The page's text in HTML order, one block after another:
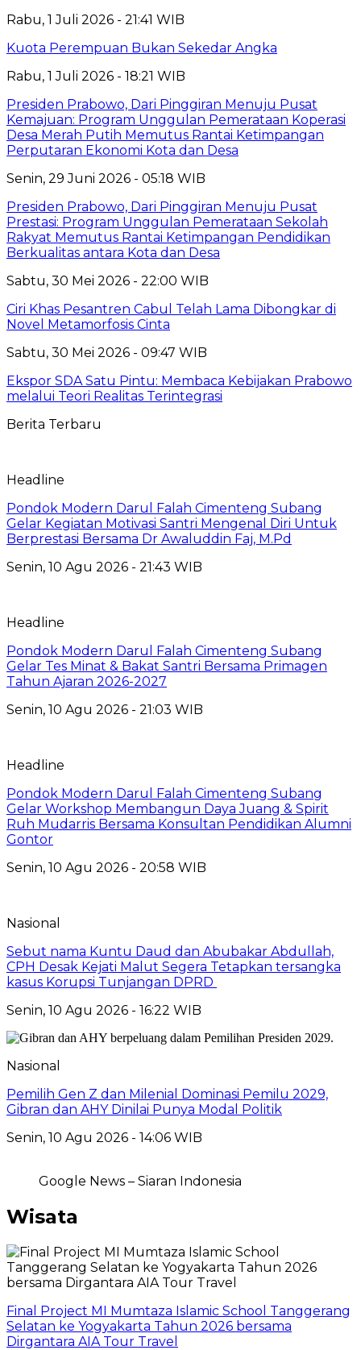
Rabu, 1 Juli 2026 - 21:41 WIB
Kuota Perempuan Bukan Sekedar Angka
Rabu, 1 Juli 2026 - 18:21 WIB
Presiden Prabowo, Dari Pinggiran Menuju Pusat
Kemajuan: Program Unggulan Pemerataan Koperasi
Desa Merah Putih Memutus Rantai Ketimpangan
Perputaran Ekonomi Kota dan Desa
Senin, 29 Juni 2026 - 05:18 WIB
Presiden Prabowo, Dari Pinggiran Menuju Pusat
Prestasi: Program Unggulan Pemerataan Sekolah
Rakyat Memutus Rantai Ketimpangan Pendidikan
Berkualitas antara Kota dan Desa
Sabtu, 30 Mei 2026 - 22:00 WIB
Ciri Khas Pesantren Cabul Telah Lama Dibongkar di
Novel Metamorfosis Cinta
Sabtu, 30 Mei 2026 - 09:47 WIB
Ekspor SDA Satu Pintu: Membaca Kebijakan Prabowo
melalui Teori Realitas Terintegrasi
Berita Terbaru
Headline
Pondok Modern Darul Falah Cimenteng Subang
Gelar Kegiatan Motivasi Santri Mengenal Diri Untuk
Berprestasi Bersama Dr Awaluddin Faj, M.Pd
Senin, 10 Agu 2026 - 21:43 WIB
Headline
Pondok Modern Darul Falah Cimenteng Subang
Gelar Tes Minat & Bakat Santri Bersama Primagen
Tahun Ajaran 2026-2027
Senin, 10 Agu 2026 - 21:03 WIB
Headline
Pondok Modern Darul Falah Cimenteng Subang
Gelar Workshop Membangun Daya Juang & Spirit
Ruh Mudarris Bersama Konsultan Pendidikan Alumni
Gontor
Senin, 10 Agu 2026 - 20:58 WIB
Nasional
Sebut nama Kuntu Daud dan Abubakar Abdullah,
CPH Desak Kejati Malut Segera Tetapkan tersangka
kasus Korupsi Tunjangan DPRD
Senin, 10 Agu 2026 - 16:22 WIB
Nasional
Pemilih Gen Z dan Milenial Dominasi Pemilu 2029,
Gibran dan AHY Dinilai Punya Modal Politik
Senin, 10 Agu 2026 - 14:06 WIB
Google News – Siaran Indonesia
Wisata
Final Project MI Mumtaza Islamic School Tanggerang
Selatan ke Yogyakarta Tahun 2026 bersama
Dirgantara AIA Tour Travel